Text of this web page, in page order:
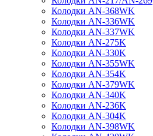
Колодки AN-368WK
Колодки AN-336WK
Колодки AN-337WK
Колодки AN-275K
Колодки AN-330K
Колодки AN-355WK
Колодки AN-354K
Колодки AN-379WK
Колодки AN-340K
Колодки AN-236K
Колодки AN-304K
Колодки AN-398WK